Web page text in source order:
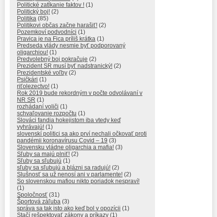
Politické zatĺkanie faktov ! (1)
Politický boj! (2)
Politika (85)
Politikovi občas začne harašiť! (2)
Pozemkoví podvodníci (1)
Pravica je na Fica príliš krátka (1)
Predseda vlády nesmie byť podporovaný
oligarchiou! (1)
Predvolebný boj pokračuje (2)
Prezident SR musí byť nadstranický! (2)
Prezidentské voľby (2)
Psičkári (1)
riťolezectvo! (1)
Rok 2019 bude rekordným v počte odvolávaní v
NR SR (1)
rozhádaní voliči (1)
schvaľovanie rozpočtu (1)
Slováci fandia hokejistom iba vtedy keď
vyhrávajú! (1)
slovenskí politici sa ako prví nechali očkovať proti
pandémii koronavírusu Covid – 19 (3)
Slovensku vládne oligarchia a mafia! (3)
Sľuby sa majú plniť! (2)
Sľuby sa sľubujú (1)
sľuby sa sľubujú a blázni sa radujú! (2)
Slušnosť sa už nenosí ani v parlamente! (2)
So slovenskou mafiou nikto poriadok nespraví!
(1)
Spoločnosť (31)
Športová záľuba (3)
správa sa tak isto ako keď bol v opozícii (1)
Stačí rešpektovať zákony a príkazy (1)